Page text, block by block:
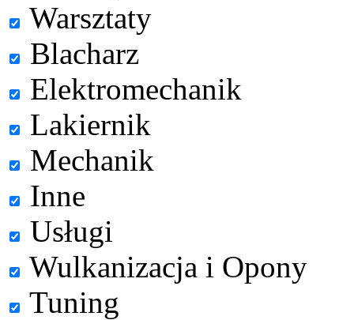
Warsztaty
Blacharz
Elektromechanik
Lakiernik
Mechanik
Inne
Usługi
Wulkanizacja i Opony
Tuning